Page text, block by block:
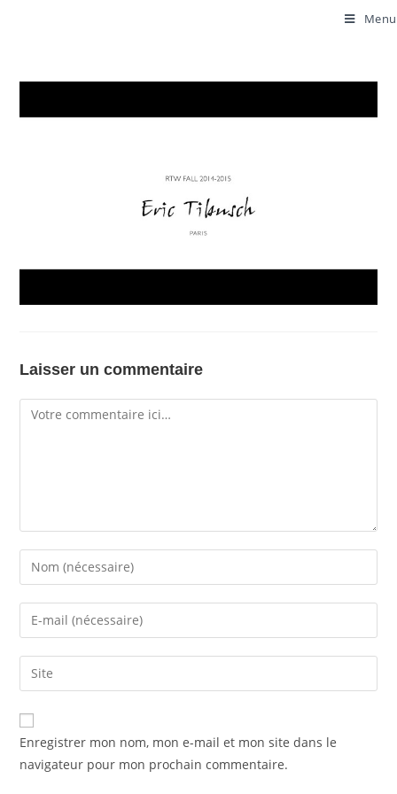
Menu
Laisser un commentaire
Enregistrer mon nom, mon e-mail et mon site dans le
navigateur pour mon prochain commentaire.